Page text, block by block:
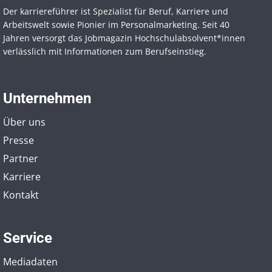
Der karriereführer ist Spezialist für Beruf, Karriere und
Arbeitswelt sowie Pionier im Personal­marketing. Seit 40
Jahren versorgt das Jobmagazin Hochschul­absolvent*innen
verlässlich mit Informationen zum Berufseinstieg.
Unternehmen
Über uns
Presse
Partner
Karriere
Kontakt
Service
Mediadaten